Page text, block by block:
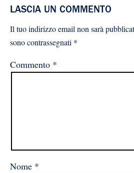
LASCIA UN COMMENTO
Il tuo indirizzo email non sarà
sono contrassegnati *
Commento *
Nome *